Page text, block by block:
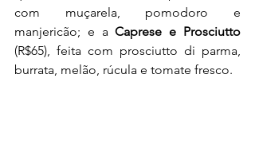
com muçarela, pomodoro e
manjericão; e a
(R$65), feita com prosciutto di parma,
burrata, melão, rúcula e tomate fresco.